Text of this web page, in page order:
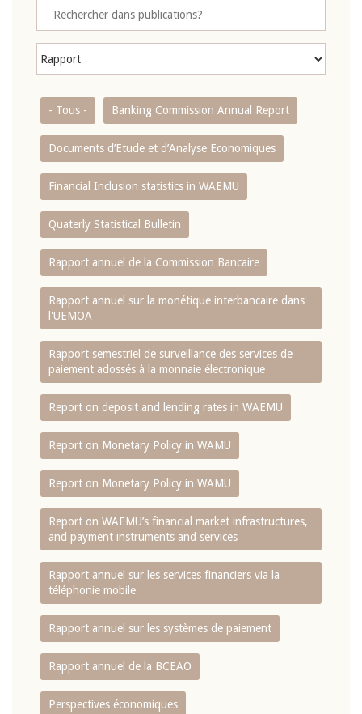
- Tous - Banking Commission Annual Report
Documents d’Etude et d’Analyse Economiques
Financial Inclusion statistics in WAEMU
Quaterly Statistical Bulletin
Rapport annuel de la Commission Bancaire
Rapport annuel sur la monétique interbancaire dans
l'UEMOA
Rapport semestriel de surveillance des services de
paiement adossés à la monnaie électronique
Report on deposit and lending rates in WAEMU
Report on Monetary Policy in WAMU
Report on Monetary Policy in WAMU
Report on WAEMU’s financial market infrastructures,
and payment instruments and services
Rapport annuel sur les services financiers via la
téléphonie mobile
Rapport annuel sur les systèmes de paiement
Rapport annuel de la BCEAO
Perspectives économiques